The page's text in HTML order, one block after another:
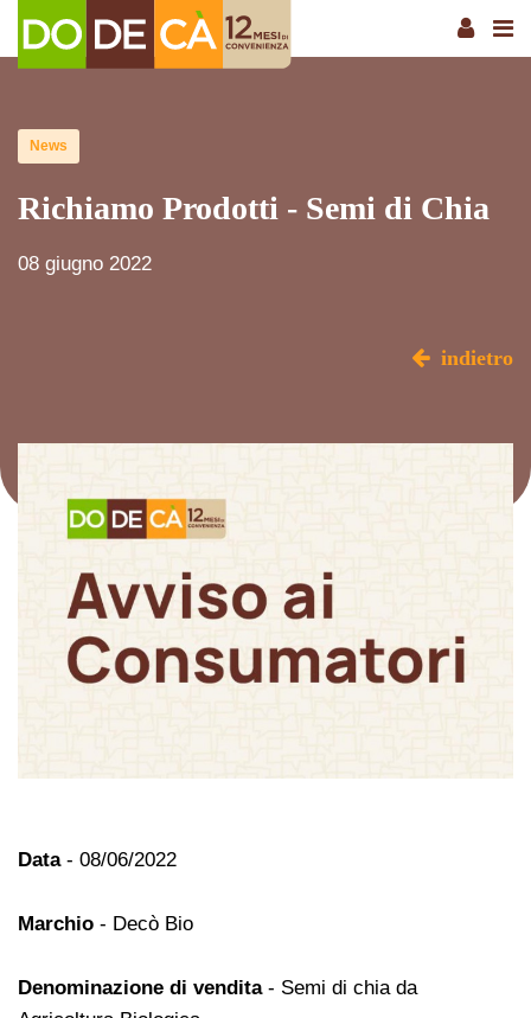
News
Richiamo Prodotti - Semi di Chia
08 giugno 2022
indietro
Data - 08/06/2022
Marchio - Decò Bio
Denominazione di vendita - Semi di chia da